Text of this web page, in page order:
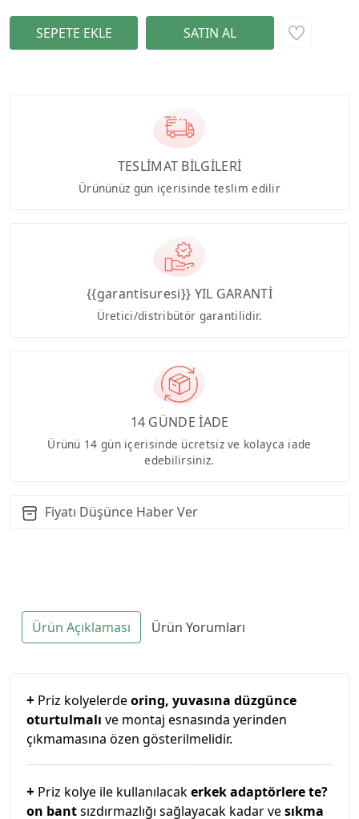
TESLİMAT BİLGİLERİ
Ürününüz gün içerisinde teslim edilir
{{garantisuresi}} YIL GARANTİ
Üretici/distribütör garantilidir.
14 GÜNDE İADE
Ürünü 14 gün içerisinde ücretsiz ve kolayca iade
edebilirsiniz.
Fiyatı Düşünce Haber Ver
Ürün Açıklaması Ürün Yorumları
+ Priz kolyelerdeoring, yuvasına düzgünce
oturtulmalı ve montaj esnasında yerinden
çıkmamasına özen gösterilmelidir.
+ Priz kolye ile kullanılacakerkek adaptörlere te?
on bantsızdırmazlığı sağlayacak kadar vesıkma